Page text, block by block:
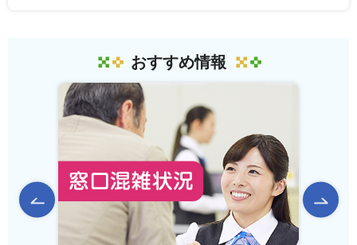
おすすめ情報
前のスライドを表示